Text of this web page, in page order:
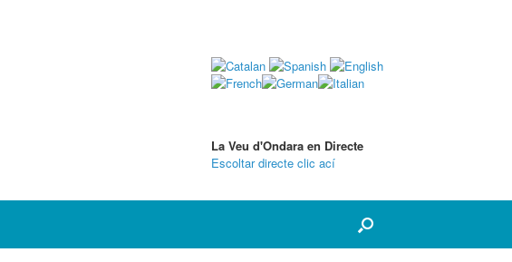
La Veu d'Ondara en Directe
Escoltar directe clic ací